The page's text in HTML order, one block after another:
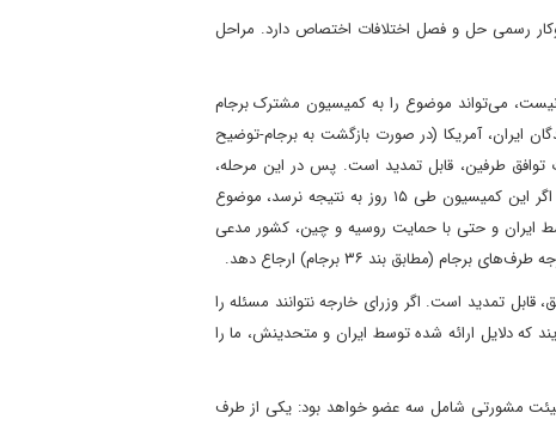
سازوکار رسمی حل و فصل اختلافات اختصاص دارد. مراحل
پایبند نیست، می‌تواند موضوع را به کمیسیون مشترک برجام
نمایندگان ایران، آمریکا (در صورت بازگشت به برجام-توضیح
آلمان، روسیه، چین و اتحادیه اروپا است. این مدت ۱۵ روزه، در صورت توافق طرفین، قابل تمدید است. پس در این مرحله،
انگلیس و فرانسه می‌توانند ایران را به عدم پایبندی متهم کنند و این موضوع را به کمیسیون مشترک ببرند. اگر این کمیسیون طی ۱۵ روز به نتیجه نرسد، موضوع
ایران و حتی با حمایت روسیه و چین، کشور مدعی
بند ۳۶ برجام) ارجاع دهد.
توافق، قابل تمدید است. اگر وزرای خارجه نتوانند مسئله را
که دلایل ارائه شده توسط ایران و متحدینش، ما را
ترکیب هیئت مشورتی شامل سه عضو خواهد بود: یکی از طرف